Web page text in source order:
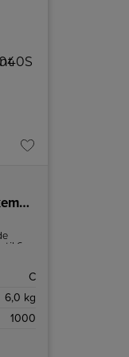
Whirlpool Topbetjent vaskemaskine
til 6
C
6,0 kg
1000